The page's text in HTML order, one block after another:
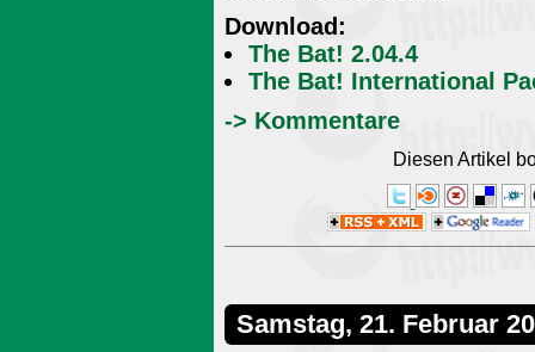
Download:
The Bat! 2.04.4
The Bat! International
-> Kommentare
Diesen Artikel
Samstag, 21. Februar